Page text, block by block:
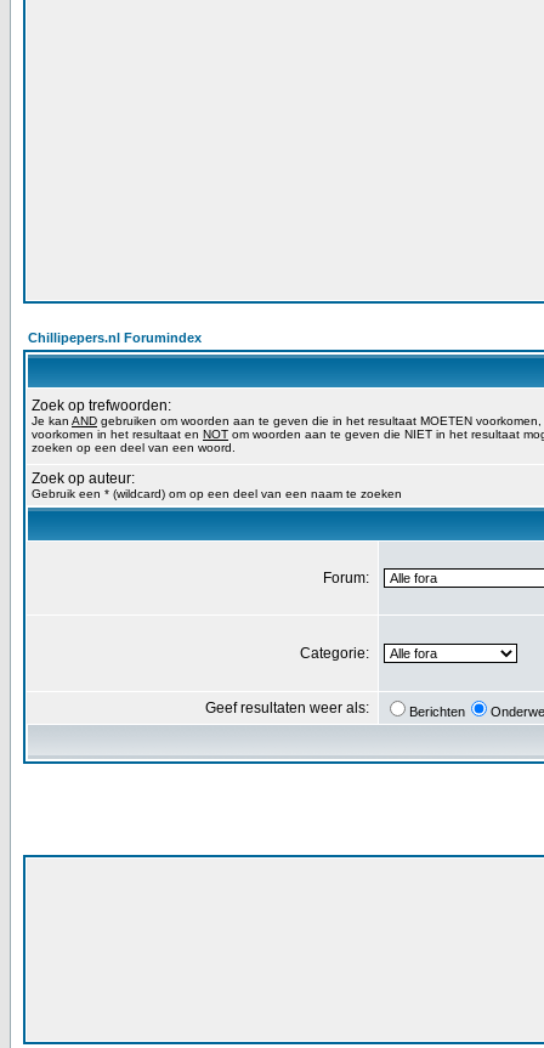
Chillipepers.nl Forumindex
Zoek op trefwoorden:
Je kan AND gebruiken om woorden aan te geven die in het resultaat MOETEN voorkomen,
voorkomen in het resultaat en NOT om woorden aan te geven die NIET in het resultaat
zoeken op een deel van een woord.
Zoek op auteur:
Gebruik een * (wildcard) om op een deel van een naam te zoeken
Forum:
Categorie:
Geef resultaten weer als: Berichten